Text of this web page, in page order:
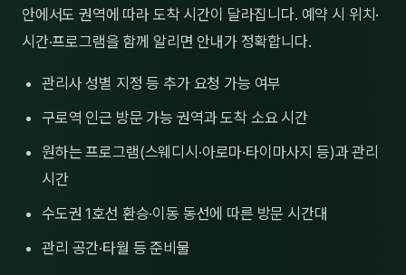
안에서도 권역에 따라 도착 시간이 달라집니다. 예약 시 위치·
시간·프로그램을 함께 알리면 안내가 정확합니다.
관리사 성별 지정 등 추가 요청 가능 여부
구로역 인근 방문 가능 권역과 도착 소요 시간
원하는 프로그램(스웨디시·아로마·타이마사지 등)과 관리
시간
수도권 1호선 환승·이동 동선에 따른 방문 시간대
관리 공간·타월 등 준비물